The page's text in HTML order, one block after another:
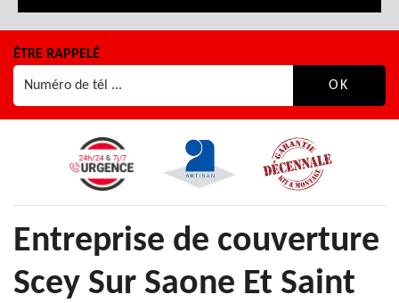
ÊTRE RAPPELÉ
Entreprise de couverture
Scey Sur Saone Et Saint